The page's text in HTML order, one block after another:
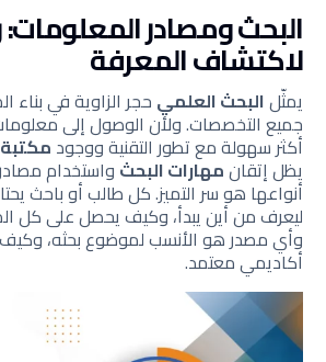
البحث ومصادر المعلومات:
لاكتشاف المعرفة
يمثّلالبحث العلميحجر الزاوية في بناء
جميع التخصصات. ولأن الوصول إلى
أكثر سهولة مع تطور التقنية ووجودمكتبة
يظل إتقانمهارات البحثواستخدام مصادر
أنواعها هو سر التميز. كل طالب أو باحث
ليعرف من أين يبدأ، وكيف يحصل على كل
وأي مصدر هو الأنسب لموضوع بحثه، وكيف
أكاديمي معتمد.